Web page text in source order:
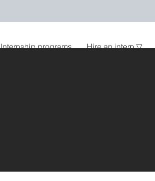
Internship programs Hire an intern ▽